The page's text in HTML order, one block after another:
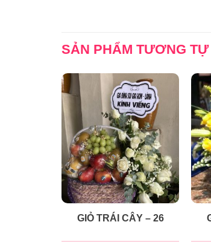
SẢN PHẨM TƯƠNG TỰ
GIỎ TRÁI CÂY – 26